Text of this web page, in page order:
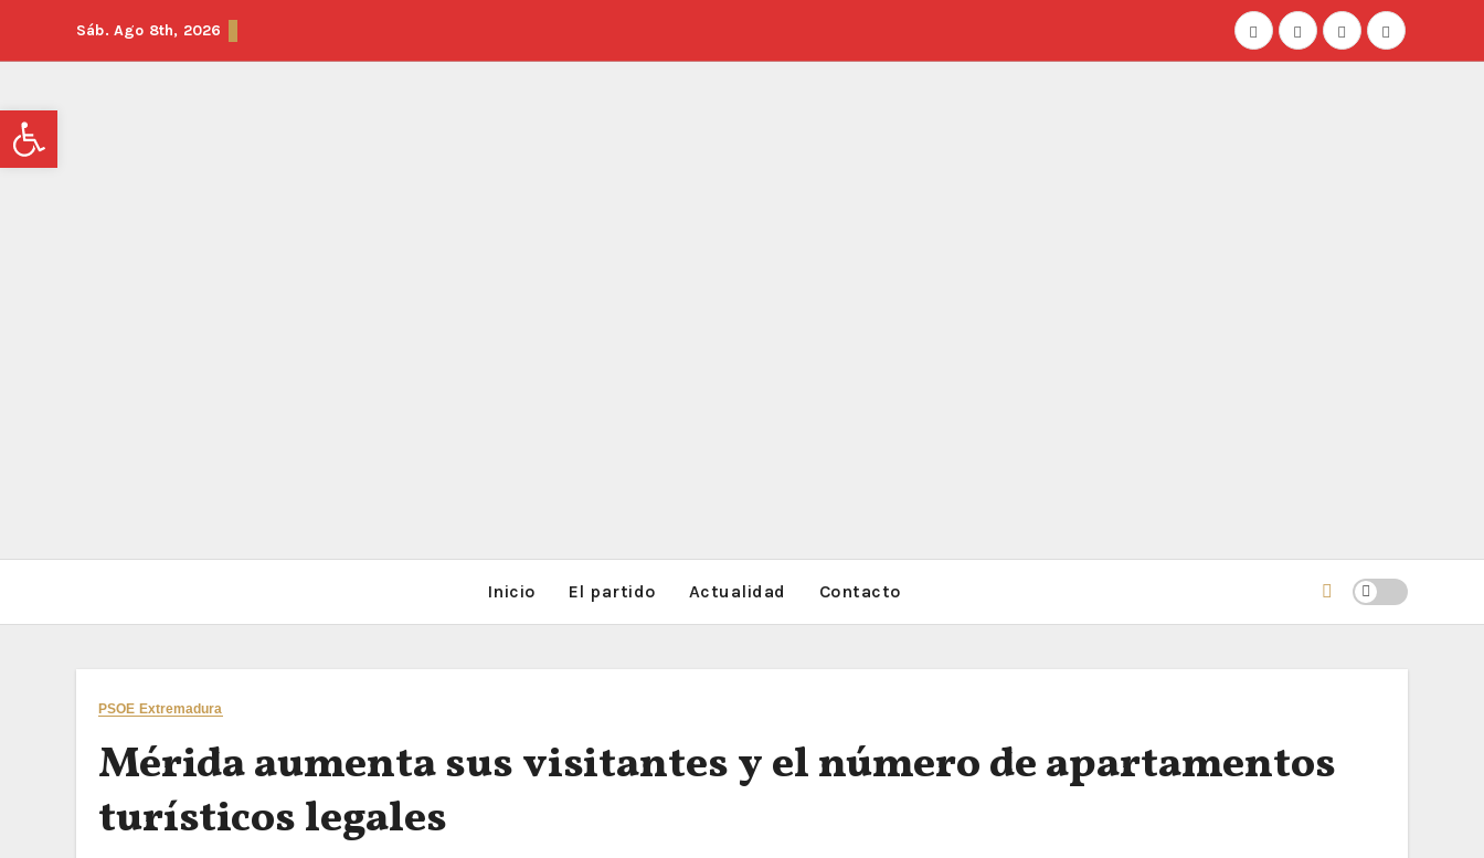
Sáb. Ago 8th, 2026
Inicio El partido Actualidad Contacto
PSOE Extremadura
Mérida aumenta sus visitantes y el número de apartamentos
turísticos legales
Abrir barra de herramientas